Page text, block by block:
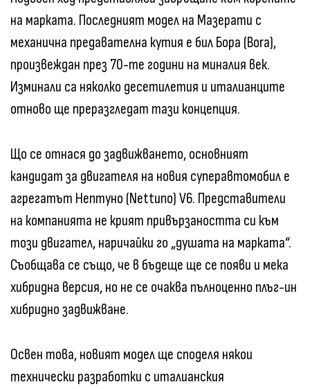
на марката. Последният модел на Мазерати с
механична предавателна кутия е бил Бора (Bora),
произвеждан през 70-те години на миналия век.
Изминали са няколко десетилетия и италианците
отново ще преразгледат тази концепция.
Що се отнася до задвижването, основният
кандидат за двигателя на новия суперавтомобил е
агрегатът Нептуно (Nettuno) V6. Представители
на компанията не крият привързаността си към
този двигател, наричайки го „душата на марката“.
Съобщава се също, че в бъдеще ще се появи и мека
хибридна версия, но не се очаква пълноценно плъг-ин
хибридно задвижване.
Освен това, новият модел ще споделя някои
технически разработки с италианския